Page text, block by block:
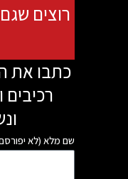
שגם המתכון
את המתכון,
רכיבים ואופן
ונשמח
מלא (לא יפורסם)